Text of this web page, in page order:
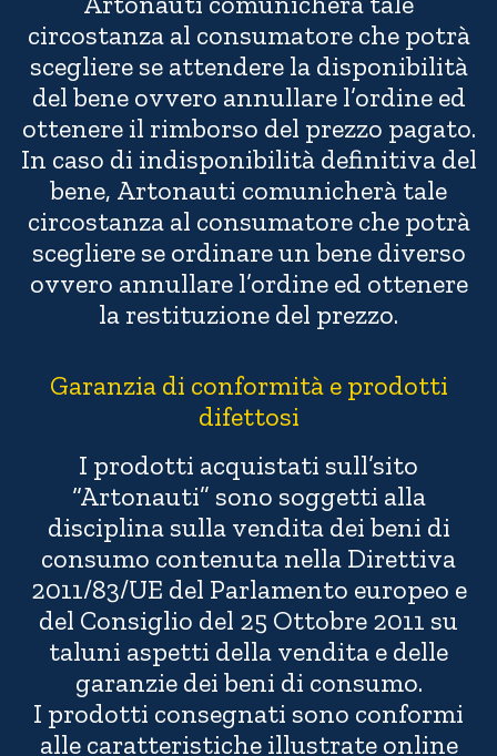
circostanza al consumatore che potrà
scegliere se attendere la disponibilità
del bene ovvero annullare l’ordine ed
ottenere il rimborso del prezzo pagato.
In caso di indisponibilità definitiva del
bene, Artonauti comunicherà tale
circostanza al consumatore che potrà
scegliere se ordinare un bene diverso
ovvero annullare l’ordine ed ottenere
la restituzione del prezzo.
Garanzia di conformità e prodotti
difettosi
I prodotti acquistati sull’sito
“Artonauti” sono soggetti alla
disciplina sulla vendita dei beni di
consumo contenuta nella Direttiva
2011/83/UE del Parlamento europeo e
del Consiglio del 25 Ottobre 2011 su
taluni aspetti della vendita e delle
garanzie dei beni di consumo.
I prodotti consegnati sono conformi
alle caratteristiche illustrate online